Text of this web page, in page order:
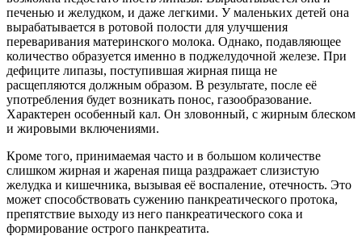
печенью и желудком, и даже легкими. У маленьких детей она
вырабатывается в ротовой полости для улучшения
переваривания материнского молока. Однако, подавляющее
количество образуется именно в поджелудочной железе. При
дефиците липазы, поступившая жирная пища не
расщепляются должным образом. В результате, после её
употребления будет возникать понос, газообразование.
Характерен особенный кал. Он зловонный, с жирным блеском
и жировыми включениями.
Кроме того, принимаемая часто и в большом количестве
слишком жирная и жареная пища раздражает слизистую
желудка и кишечника, вызывая её воспаление, отечность. Это
может способствовать сужению панкреатического протока,
препятствие выходу из него панкреатического сока и
формирование острого панкреатита.